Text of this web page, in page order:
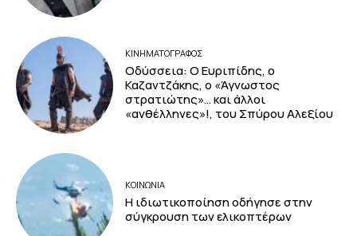
ΚΙΝΗΜΑΤΟΓΡΆΦΟΣ
Οδύσσεια: Ο Ευριπίδης, ο
Καζαντζάκης, ο «Άγνωστος
στρατιώτης»… και άλλοι
«ανθέλληνες»!, του Σπύρου Αλεξίου
ΚΟΙΝΩΝΙΑ
Η ιδιωτικοποίηση οδήγησε στην
σύγκρουση των ελικοπτέρων